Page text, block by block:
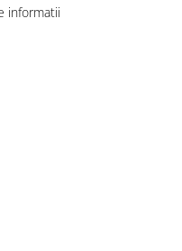
informatii